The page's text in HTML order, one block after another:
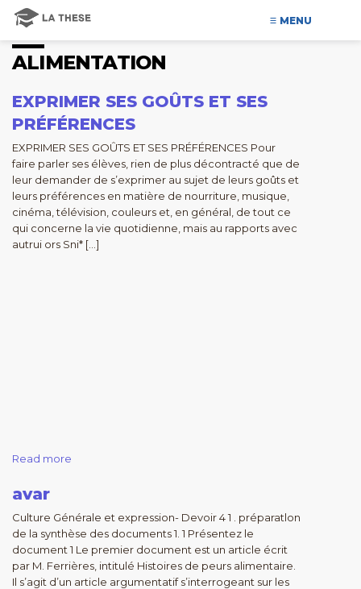
MENU
ALIMENTATION
EXPRIMER SES GOÛTS ET SES
PRÉFÉRENCES
EXPRIMER SES GOÛTS ET SES PRÉFÉRENCES Pour
faire parler ses élèves, rien de plus décontracté que de
leur demander de s’exprimer au sujet de leurs goûts et
leurs préférences en matière de nourriture, musique,
cinéma, télévision, couleurs et, en général, de tout ce
qui concerne la vie quotidienne, mais au rapports avec
autrui ors Sni* […]
Read more
avar
Culture Générale et expression- Devoir 4 1 . préparatlon
de la synthèse des documents 1. 1 Présentez le
document 1 Le premier document est un article écrit
par M. Ferrières, intitulé Histoires de peurs alimentaire.
Il s’agit d’un article argumentatif s’interrogeant sur les